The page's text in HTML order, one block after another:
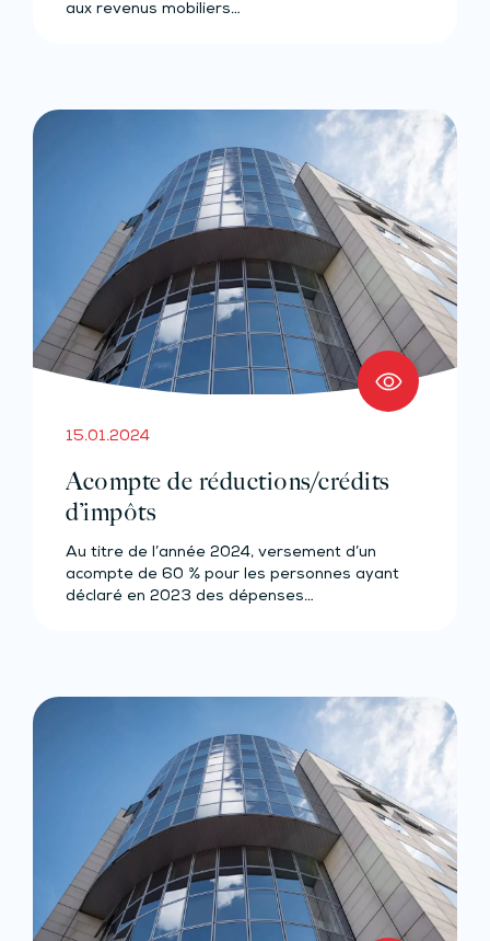
aux revenus mobiliers…
15.01.2024
Acompte de réductions/crédits
d’impôts
Au titre de l’année 2024, versement d’un
acompte de 60 % pour les personnes ayant
déclaré en 2023 des dépenses…